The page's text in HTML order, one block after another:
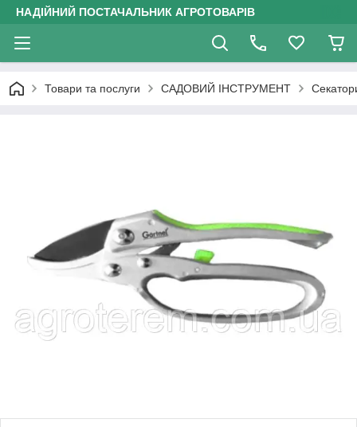
НАДІЙНИЙ ПОСТАЧАЛЬНИК АГРОТОВАРІВ
Товари та послуги САДОВИЙ ІНСТРУМЕНТ